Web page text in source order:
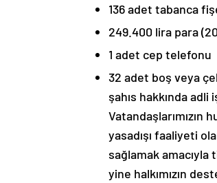
136 adet tabanca
249.400 lira para
1 adet cep telefonu
32 adet boş veya
şahıs hakkında adli
Vatandaşlarımızın
yasadışı faaliyeti
sağlamak amacıyla
yine halkımızın